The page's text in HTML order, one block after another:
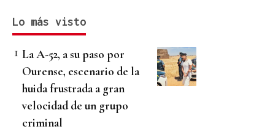
Lo más visto
La A-52, a su paso por
Ourense, escenario de la
huida frustrada a gran
velocidad de un grupo
criminal